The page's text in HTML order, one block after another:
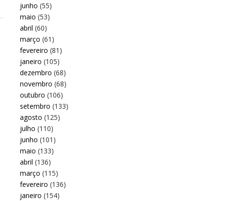
junho (55)
maio (53)
abril (60)
março (61)
fevereiro (81)
janeiro (105)
dezembro (68)
novembro (68)
outubro (106)
setembro (133)
agosto (125)
julho (110)
junho (101)
maio (133)
abril (136)
março (115)
fevereiro (136)
janeiro (154)